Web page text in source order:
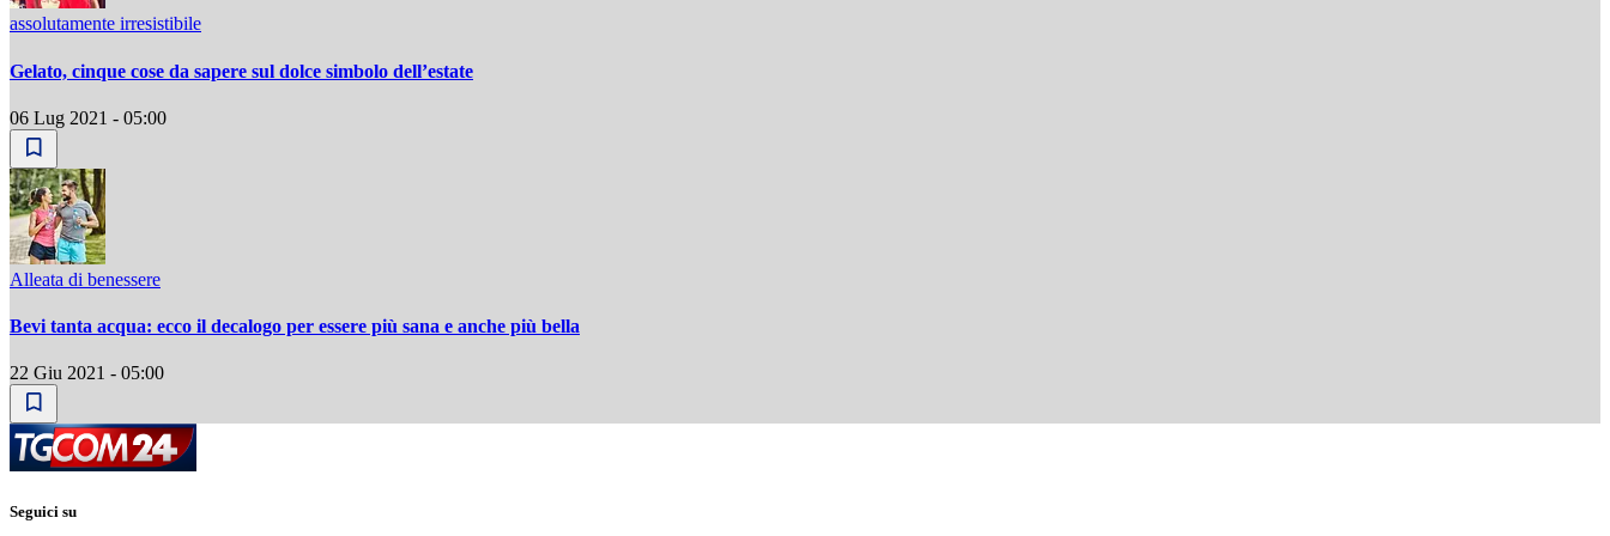
assolutamente irresistibile
Gelato, cinque cose da sapere sul dolce simbolo dell’estate
06 Lug 2021 - 05:00
Alleata di benessere
Bevi tanta acqua: ecco il decalogo per essere più sana e anche più bella
22 Giu 2021 - 05:00
Seguici su